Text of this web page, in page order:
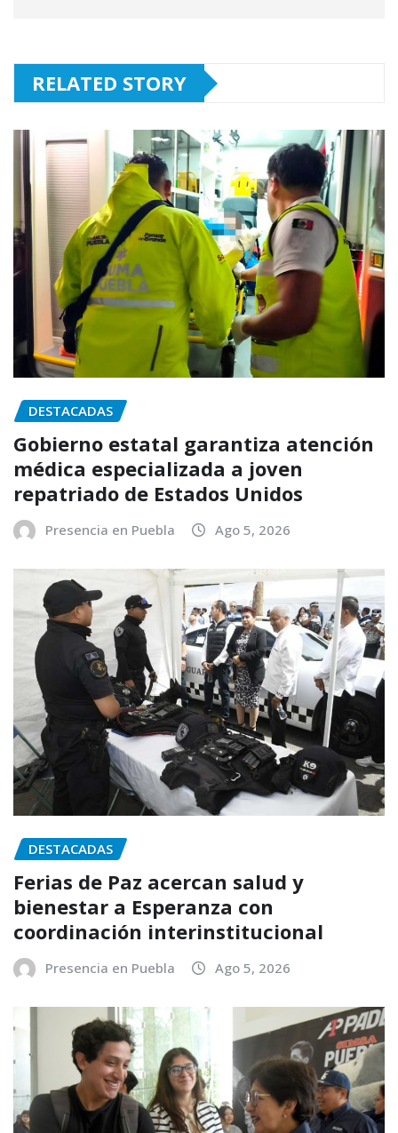
RELATED STORY
DESTACADAS
Gobierno estatal garantiza atención
médica especializada a joven
repatriado de Estados Unidos
Presencia en Puebla Ago 5, 2026
DESTACADAS
Ferias de Paz acercan salud y
bienestar a Esperanza con
coordinación interinstitucional
Presencia en Puebla Ago 5, 2026